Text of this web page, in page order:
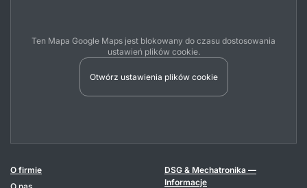
Ten Mapa Google Maps jest blokowany do czasu dostosowania
ustawień plików cookie.
Otwórz ustawienia plików cookie
O firmie
O nas
DSG & Mechatronika —
Informacje